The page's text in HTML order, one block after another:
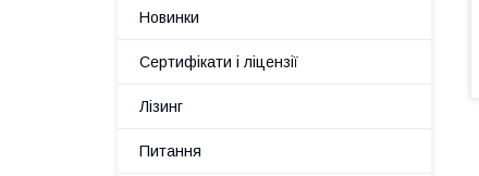
Новинки
Сертифікати і ліцензії
Лізинг
Питання